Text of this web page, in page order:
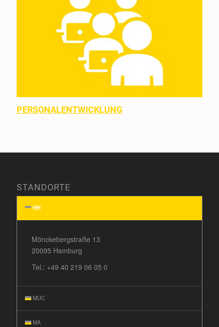
PERSONALENTWICKLUNG
PERSONALENTWICKLUNG
STANDORTE
HH
Mönckebergstraße 13
20095 Hamburg
Tel.: +49 40 219 06 05 0
MUC
MA